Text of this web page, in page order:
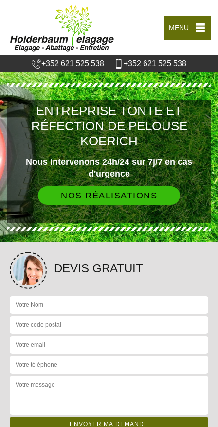
MENU
+352 621 525 538 +352 621 525 538
ENTREPRISE TONTE ET
RÉFECTION DE PELOUSE
KOERICH
Nous intervenons 24h/24 sur 7j/7 en cas
d'urgence
NOS RÉALISATIONS
DEVIS GRATUIT